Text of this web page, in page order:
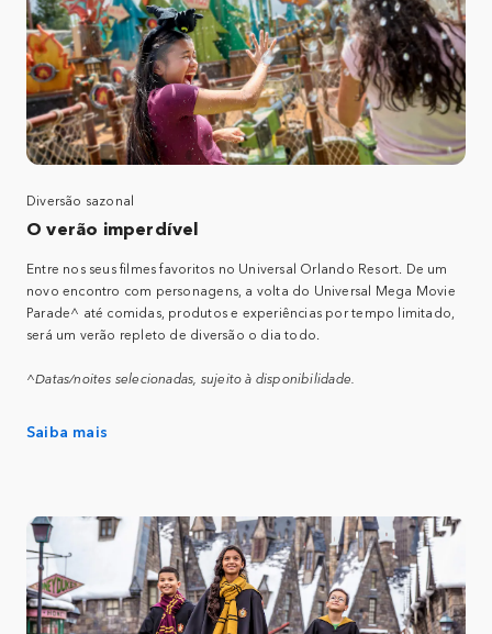
Diversão sazonal
O verão imperdível
Entre nos seus filmes favoritos no Universal Orlando Resort. De um
novo encontro com personagens, a volta do Universal Mega Movie
Parade^ até comidas, produtos e experiências por tempo limitado,
será um verão repleto de diversão o dia todo.
^Datas/noites selecionadas, sujeito à disponibilidade.
Saiba mais